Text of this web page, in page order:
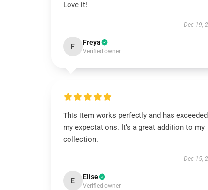
Love it!
Dec 19,
F Freya
Verified owner
This item works perfectly and has exceeded
my expectations. It’s a great addition to my
collection.
Dec 15,
E Elise
Verified owner